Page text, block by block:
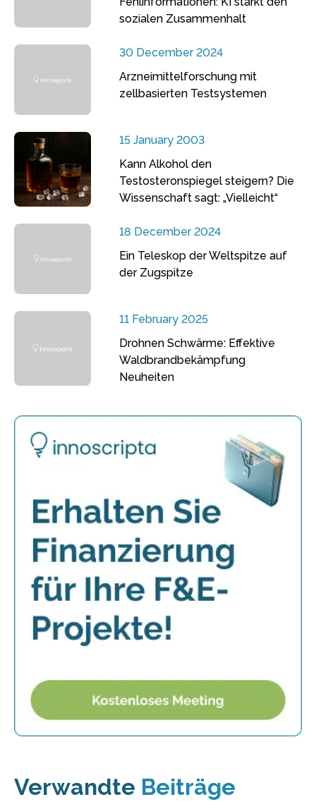
sozialen Zusammenhalt
30 December 2024
Arzneimittelforschung mit
zellbasierten Testsystemen
15 January 2003
Kann Alkohol den
Testosteronspiegel steigern? Die
Wissenschaft sagt: „Vielleicht“
18 December 2024
Ein Teleskop der Weltspitze auf
der Zugspitze
11 February 2025
Drohnen Schwärme: Effektive
Waldbrandbekämpfung
Neuheiten
Verwandte Beiträge